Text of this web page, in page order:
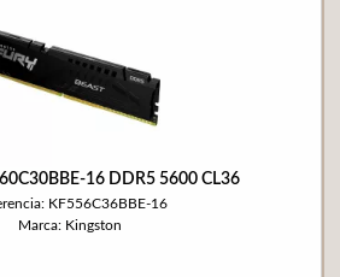
16 DDR5 5600 CL36
KF556C36BBE-16
Marca: Kingston